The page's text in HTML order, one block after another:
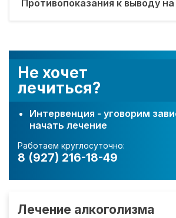
Не хочет
лечиться?
Интервенция - уговорим
начать лечение
Работаем круглосуточно:
8 (927) 216-18-49
Лечение алкоголизма
Противопоказания к выводу